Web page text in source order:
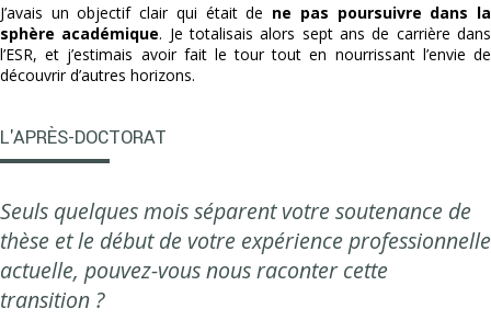
J’avais un objectif clair qui était de ne pas poursuivre dans la
sphère académique. Je totalisais alors sept ans de carrière dans
l’ESR, et j’estimais avoir fait le tour tout en nourrissant l’envie de
découvrir d’autres horizons.
L'APRÈS-DOCTORAT
Seuls quelques mois séparent votre soutenance de
thèse et le début de votre expérience professionnelle
actuelle, pouvez-vous nous raconter cette
transition ?